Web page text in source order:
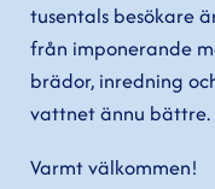
tusentals besökare
från imponerande
brädor, inredning
vattnet ännu bättre.
Varmt välkommen!